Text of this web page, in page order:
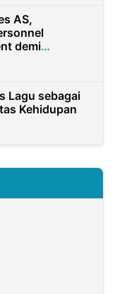
AS,
demi
Lagu sebagai
Kehidupan